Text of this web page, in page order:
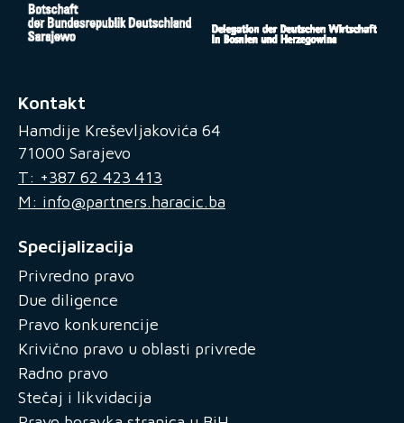
Kontakt
Hamdije Kreševljakovića 64
71000 Sarajevo
T: +387 62 423 413
M: info@partners.haracic.ba
Specijalizacija
Privredno pravo
Due diligence
Pravo konkurencije
Krivično pravo u oblasti privrede
Radno pravo
Stečaj i likvidacija